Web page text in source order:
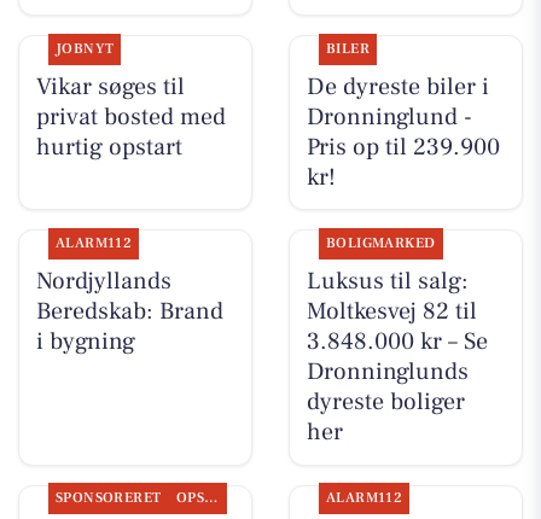
JOBNYT
Vikar søges til
privat bosted med
hurtig opstart
BILER
De dyreste biler i
Dronninglund -
Pris op til 239.900
kr!
ALARM112
Nordjyllands
Beredskab: Brand
i bygning
BOLIGMARKED
Luksus til salg:
Moltkesvej 82 til
3.848.000 kr – Se
Dronninglunds
dyreste boliger
her
SPONSORERET OPSLAGSTAVLEN ALARM112